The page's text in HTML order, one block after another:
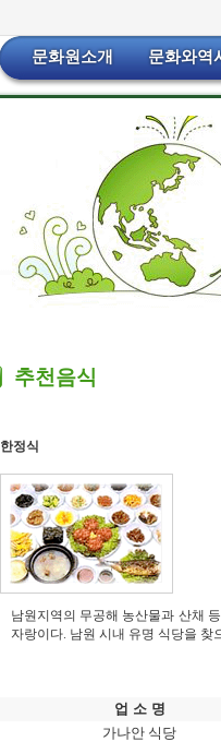
문화원소개 문화와역
추천음식
한정식
남원지역의 무공해 농산물과 산채
자랑이다. 남원 시내 유명 식당을 찾
업 소 명
가나안 식당